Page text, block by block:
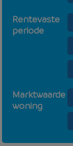
Rentevaste
periode
Marktwaarde
woning